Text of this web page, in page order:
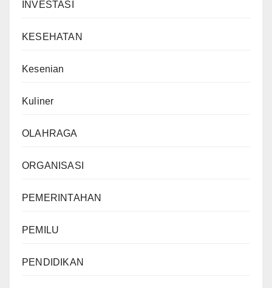
INVESTASI
KESEHATAN
Kesenian
Kuliner
OLAHRAGA
ORGANISASI
PEMERINTAHAN
PEMILU
PENDIDIKAN